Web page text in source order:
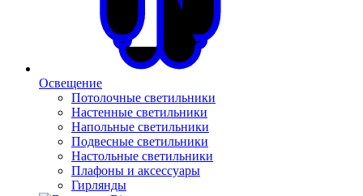
Освещение
Потолочные светильники
Настенные светильники
Напольные светильники
Подвесные светильники
Настольные светильники
Плафоны и аксессуары
Гирлянды